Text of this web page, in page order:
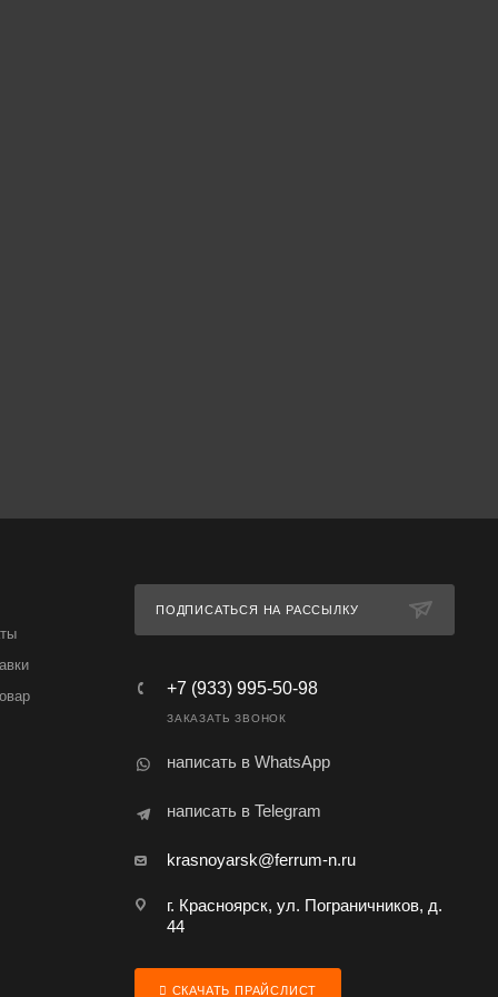
ПОДПИСАТЬСЯ НА РАССЫЛКУ
+7 (933) 995-50-98
ЗАКАЗАТЬ ЗВОНОК
написать в WhatsApp
написать в Telegram
krasnoyarsk@ferrum-n.ru
г. Красноярск, ул. Пограничников, д.
44
СКАЧАТЬ ПРАЙСЛИСТ